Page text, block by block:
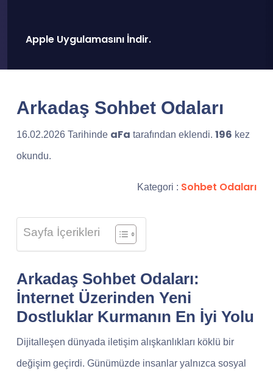
Apple Uygulamasını İndir.
Arkadaş Sohbet Odaları
16.02.2026 Tarihinde aFa tarafından eklendi. 196 kez
okundu.
Kategori : Sohbet Odaları
Sayfa İçerikleri
Arkadaş Sohbet Odaları:
İnternet Üzerinden Yeni
Dostluklar Kurmanın En İyi Yolu
Dijitalleşen dünyada iletişim alışkanlıkları köklü bir
değişim geçirdi. Günümüzde insanlar yalnızca sosyal